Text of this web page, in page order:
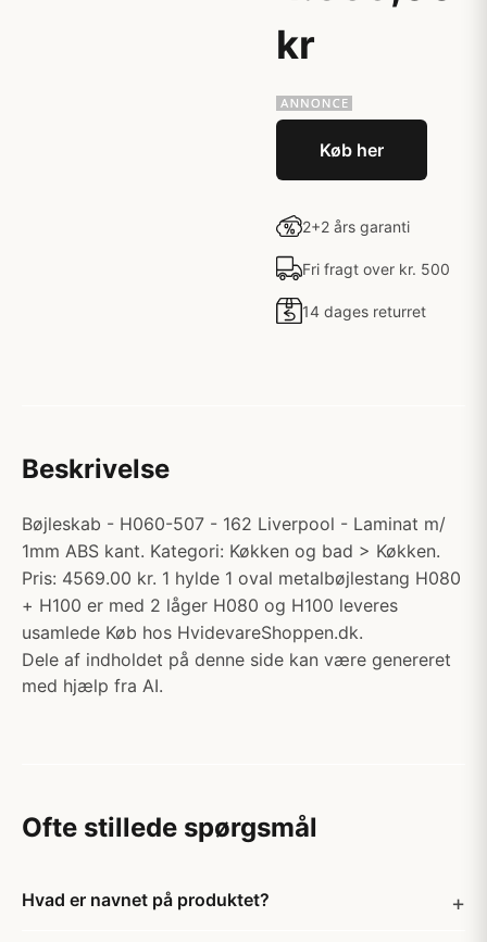
kr
Køb her
2+2 års garanti
Fri fragt over kr. 500
14 dages returret
Beskrivelse
Bøjleskab - H060-507 - 162 Liverpool - Laminat m/
1mm ABS kant. Kategori: Køkken og bad > Køkken.
Pris: 4569.00 kr. 1 hylde 1 oval metalbøjlestang H080
+ H100 er med 2 låger H080 og H100 leveres
usamlede Køb hos HvidevareShoppen.dk.
Dele af indholdet på denne side kan være genereret
med hjælp fra AI.
Ofte stillede spørgsmål
Hvad er navnet på produktet?